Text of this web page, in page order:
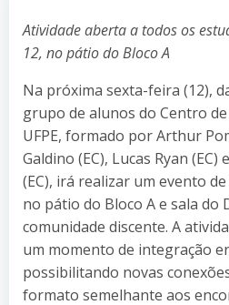
Atividade aberta a todos os
12, no pátio do Bloco A
Na próxima sexta-feira (12),
grupo de alunos do Centro
UFPE, formado por Arthur
Galdino (EC), Lucas Ryan
(EC), irá realizar um evento
no pátio do Bloco A e sala do
comunidade discente. A
um momento de integração
possibilitando novas
formato semelhante aos